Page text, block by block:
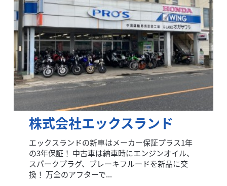
株式会社エックスランド
エックスランドの新車はメーカー保証プラス1年
の3年保証！ 中古車は納車時にエンジンオイル、
スパークプラグ、ブレーキフルードを新品に交
換！ 万全のアフターで...